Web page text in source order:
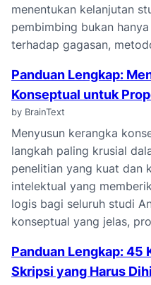
menentukan kelanjutan
pembimbing bukan
terhadap gagasan,
Panduan Lengkap:
Konseptual untuk
by BrainText
Menyusun kerangka
langkah paling krusial
penelitian yang kuat dan
intelektual yang
logis bagi seluruh studi
konseptual yang jelas,
Panduan Lengkap: 45
Skripsi yang Harus